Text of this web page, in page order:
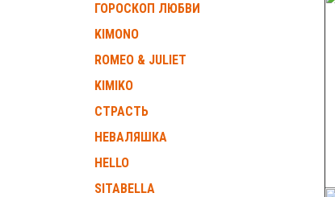
ГОРОСКОП ЛЮБВИ
KIMONO
ROMEO & JULIET
KIMIKO
СТРАСТЬ
НЕВАЛЯШКА
HELLO
SITABELLA